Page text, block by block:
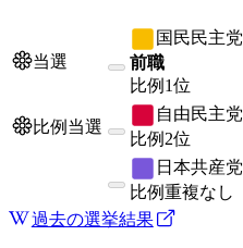
当選
国民民主党
前職
比例 1位
比例当選
自由民主党
比例 2位
日本共産党
比例重複なし
過去の選挙結果